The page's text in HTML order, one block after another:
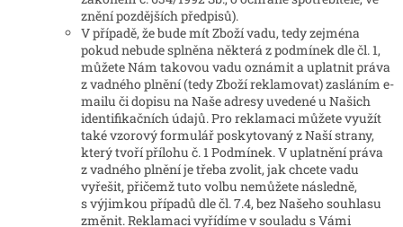
znění pozdějších předpisů).
V případě, že bude mít Zboží vadu, tedy zejména
pokud nebude splněna některá z podmínek dle čl. 1,
můžete Nám takovou vadu oznámit a uplatnit práva
z vadného plnění (tedy Zboží reklamovat) zasláním e-
mailu či dopisu na Naše adresy uvedené u Našich
identifikačních údajů. Pro reklamaci můžete využít
také vzorový formulář poskytovaný z Naší strany,
který tvoří přílohu č. 1 Podmínek. V uplatnění práva
z vadného plnění je třeba zvolit, jak chcete vadu
vyřešit, přičemž tuto volbu nemůžete následně,
s výjimkou případů dle čl. 7.4, bez Našeho souhlasu
změnit. Reklamaci vyřídíme v souladu s Vámi